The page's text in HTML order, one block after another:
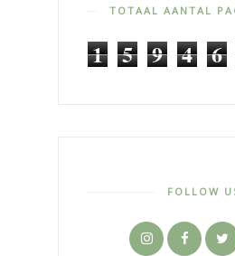
TOTAAL AANTAL
1 5 9 4 6
FOLLOW